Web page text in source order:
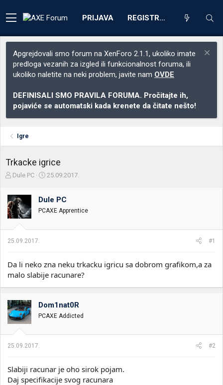
PRIJAVA REGISTRACIJA
Apgrejdovali smo forum na XenForo 2.1.1, ukoliko imate
predloga vezanih za izgled ili funkcionalnost foruma, ili
ukoliko naletite na neki problem, javite nam OVDE
DEFINISALI SMO PRAVILA FORUMA. Pročitajte ih,
pojaviće se automatski kada krenete da čitate nešto!
Igre
Trkacke igrice
Z
e
t
n
i
k
m
e
Dule PC
D
u
m
o
t
a
25.09.2017.
Dule PC
PCAXE Apprentice
25.09.2017. #1
Da li neko zna neku trkacku igricu sa dobrom grafikom,a za
malo slabije racunare?
Dom1nat0R
PCAXE Addicted
25.09.2017. #2
Slabiji racunar je oho sirok pojam.
Daj specifikacije svog racunara